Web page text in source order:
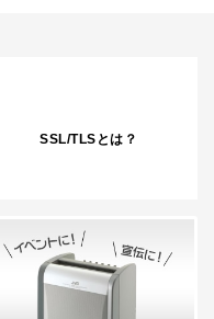
SSL/TLSとは？